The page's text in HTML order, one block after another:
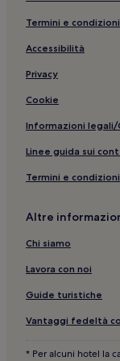
Cala Bianca:
Calatafimi: Hotel
Castellammare
Spiaggia di
Balestrate: Hotel
Castellammare
Castellammare
Partinico: Hotel
Termini e
Accessibilità
Privacy
Cookie
Informazioni
Linee guida sui
Termini e
Altre
Chi siamo
Lavora con noi
Guide turistiche
Vantaggi fedeltà
* Per alcuni hotel la